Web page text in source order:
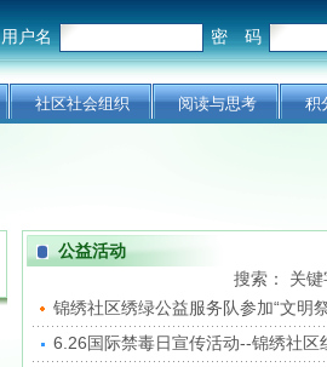
用户名 密 码
社区社会组织 阅读与思考 积
公益活动
搜索： 关键
锦绣社区绣绿公益服务队参加“文明
6.26国际禁毒日宣传活动--锦绣社区